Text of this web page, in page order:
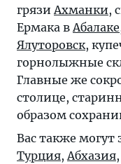
грязиАхманки,
Ермака вАбалаке
Ялуторовск,
горнолыжные
Главные же
столице,
образом
Вас также могут
Турция,Абхазия,